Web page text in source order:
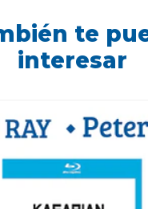
te
interesar